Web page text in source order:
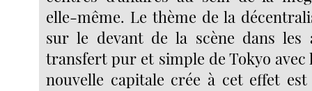
elle-même. Le thème de la
sur le devant de la scène dans les
transfert pur et simple de Tokyo avec
nouvelle capitale crée à cet effet est